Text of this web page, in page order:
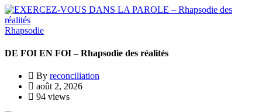
Rhapsodie
DE FOI EN FOI – Rhapsodie des réalités
By reconciliation
août 2, 2026
94 views